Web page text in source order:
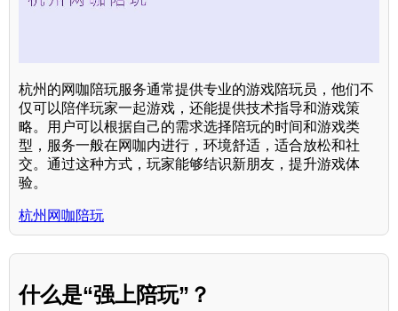
杭州的网咖陪玩服务通常提供专业的游戏陪玩员，他们不
仅可以陪伴玩家一起游戏，还能提供技术指导和游戏策
略。用户可以根据自己的需求选择陪玩的时间和游戏类
型，服务一般在网咖内进行，环境舒适，适合放松和社
交。通过这种方式，玩家能够结识新朋友，提升游戏体
验。
杭州网咖陪玩
什么是“强上陪玩”？